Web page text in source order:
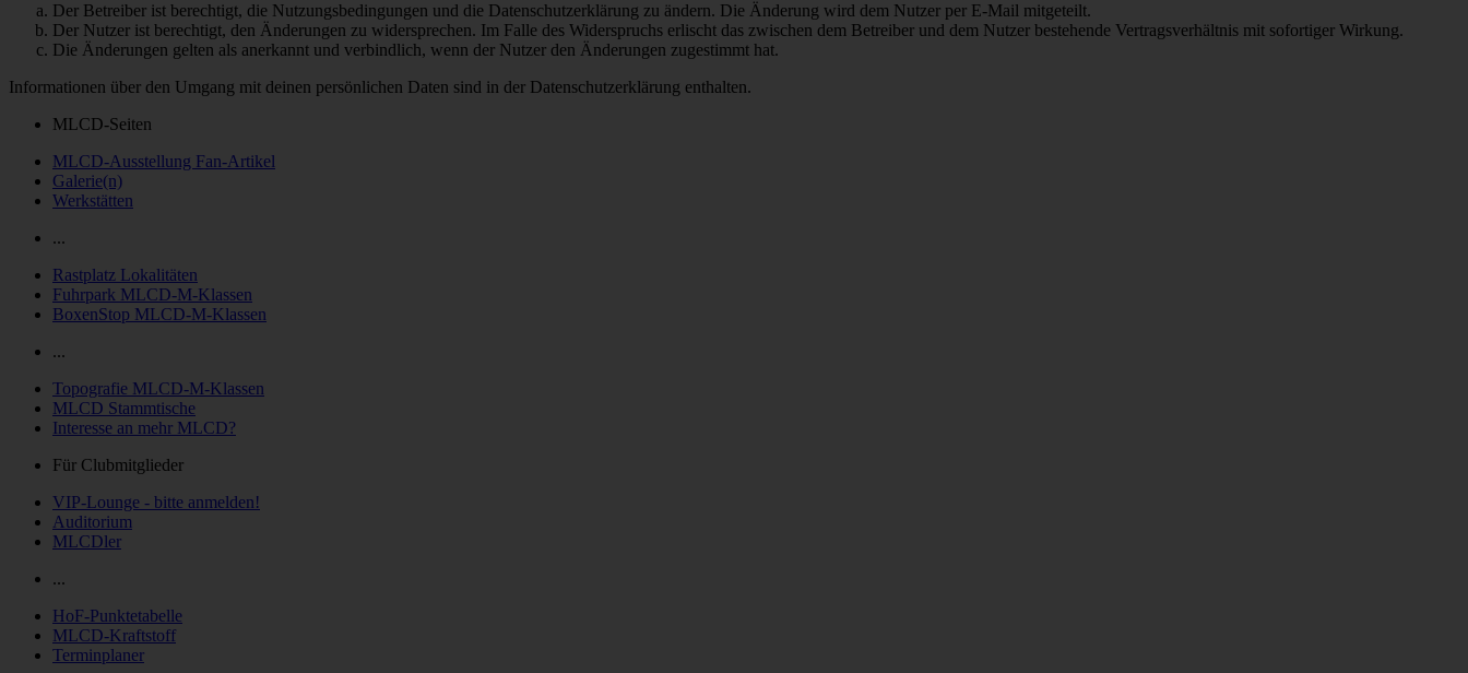
Der Betreiber ist berechtigt, die Nutzungsbedingungen und die Datenschutzerklärung zu ändern. Die Änderung wird dem Nutzer per E-Mail mitgeteilt.
Der Nutzer ist berechtigt, den Änderungen zu widersprechen. Im Falle des Widerspruchs erlischt das zwischen dem Betreiber und dem Nutzer bestehende Vertragsverhältnis mit sofortiger Wirkung.
Die Änderungen gelten als anerkannt und verbindlich, wenn der Nutzer den Änderungen zugestimmt hat.
Informationen über den Umgang mit deinen persönlichen Daten sind in der Datenschutzerklärung enthalten.
MLCD-Seiten
MLCD-Ausstellung Fan-Artikel
Galerie(n)
Werkstätten
...
Rastplatz Lokalitäten
Fuhrpark MLCD-M-Klassen
BoxenStop MLCD-M-Klassen
...
Topografie MLCD-M-Klassen
MLCD Stammtische
Interesse an mehr MLCD?
Für Clubmitglieder
VIP-Lounge - bitte anmelden!
Auditorium
MLCDler
...
HoF-Punktetabelle
MLCD-Kraftstoff
Terminplaner